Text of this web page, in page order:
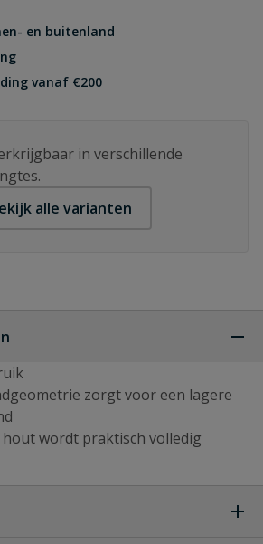
en buitenland
vanaf €200
in verschillende
alle varianten
zorgt voor een lagere
wordt praktisch volledig